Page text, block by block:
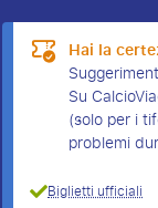
Hai la
Su
(solo per i
problemi
Biglietti ufficiali